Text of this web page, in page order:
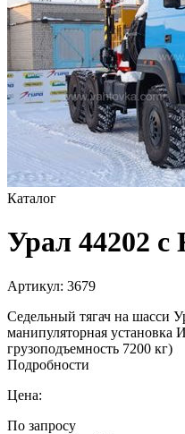
Каталог
Урал 44202
Артикул: 3679
Седельный тягач на шасси
манипуляторная установка
грузоподъемность 7200 кг)
Подробности
Цена:
По запросу